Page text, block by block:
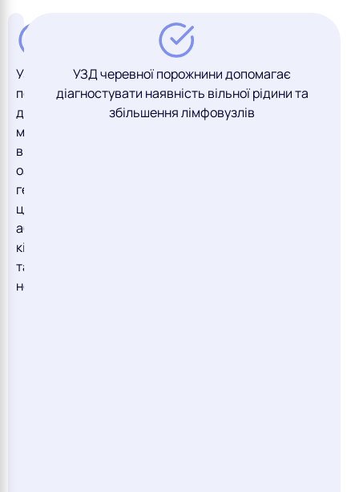
УЗД
печінки
дає
можливість
виявити
ознаки
гепатиту,
цирозу,
абсцесів,
кіст
та
новоутворень
УЗД черевної порожнини допомагає
діагностувати наявність вільної рідини та
збільшення лімфовузлів